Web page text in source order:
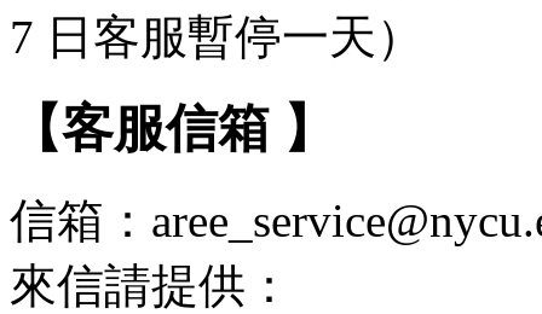
7 日客服暫停一天）
【客服信箱 】
信箱：
來信請提供：